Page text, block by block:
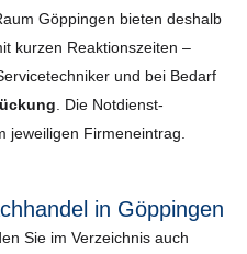
Göppingen bieten deshalb
kurzen Reaktionszeiten –
und bei Bedarf
. Die Notdienst-
jeweiligen Firmeneintrag.
in Göppingen
Sie im Verzeichnis auch